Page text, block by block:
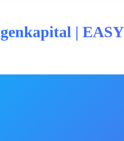
|